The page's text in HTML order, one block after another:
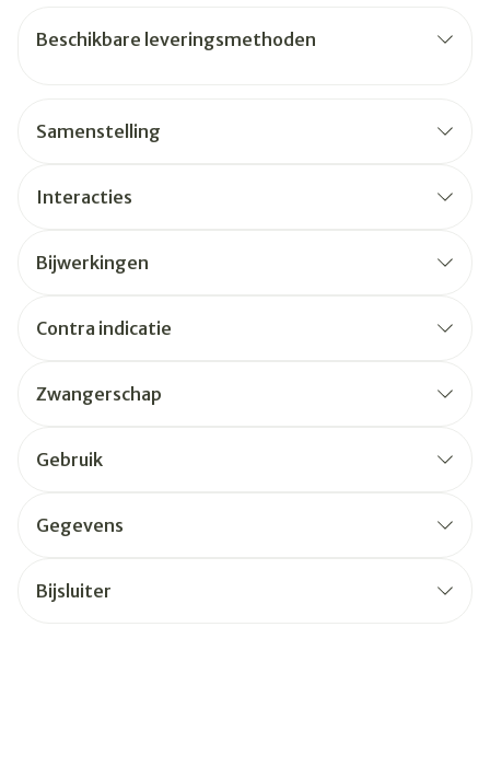
Beschikbare leveringsmethoden
Samenstelling
Interacties
Bijwerkingen
Contra indicatie
Zwangerschap
Gebruik
Gegevens
Bijsluiter